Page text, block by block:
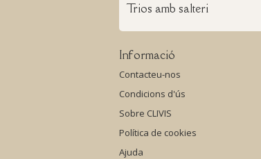
Trios amb salteri
Informació
Contacteu-nos
Condicions d'ús
Sobre CLIVIS
Política de cookies
Ajuda